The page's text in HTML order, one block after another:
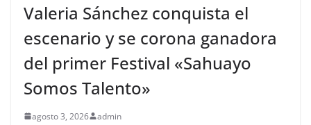
Valeria Sánchez conquista el
escenario y se corona ganadora
del primer Festival «Sahuayo
Somos Talento»
agosto 3, 2026 admin